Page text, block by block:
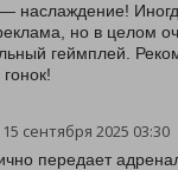
наслаждение!
но в целом
геймплей.
15 сентября 2025 03:30
передает